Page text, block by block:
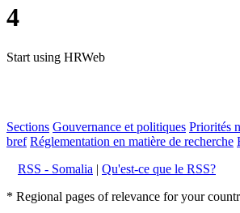
4
Start using HRWeb
Sections Gouvernance et politiques Priorités
bref Réglementation en matière de recherche
RSS - Somalia | Qu'est-ce que le RSS?
* Regional pages of relevance for your